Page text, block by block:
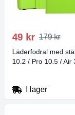
49 kr 179 kr
Läderfodral med
10.2 / Pro 10.5 / Air
I lager